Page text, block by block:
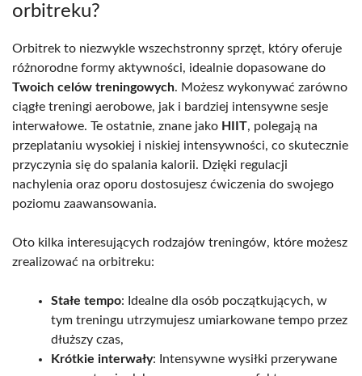
orbitreku?
Orbitrek to niezwykle wszechstronny sprzęt, który oferuje
różnorodne formy aktywności, idealnie dopasowane do
Twoich celów treningowych. Możesz wykonywać zarówno
ciągłe treningi aerobowe, jak i bardziej intensywne sesje
interwałowe. Te ostatnie, znane jako HIIT, polegają na
przeplataniu wysokiej i niskiej intensywności, co skutecznie
przyczynia się do spalania kalorii. Dzięki regulacji
nachylenia oraz oporu dostosujesz ćwiczenia do swojego
poziomu zaawansowania.
Oto kilka interesujących rodzajów treningów, które możesz
zrealizować na orbitreku:
Stałe tempo: Idealne dla osób początkujących, w
tym treningu utrzymujesz umiarkowane tempo przez
dłuższy czas,
Krótkie interwały: Intensywne wysiłki przerywane